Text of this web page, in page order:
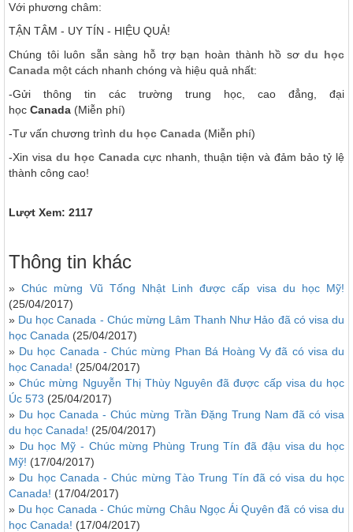
Với phương châm:
TẬN TÂM - UY TÍN - HIỆU QUẢ!
Chúng tôi luôn sẵn sàng hỗ trợ bạn hoàn thành hồ sơdu học
Canada một cách nhanh chóng và hiệu quả nhất:
-Gửi thông tin các trường trung học, cao đẳng, đại
học Canada (Miễn phí)
-Tư vấn chương trình du học Canada (Miễn phí)
-Xin visa du học Canada cực nhanh, thuận tiện và đảm bảo tỷ lệ
thành công cao!
Lượt Xem: 2117
Thông tin khác
»Chúc mừng Vũ Tống Nhật Linh được cấp visa du học Mỹ!
(25/04/2017)
» Du học Canada - Chúc mừng Lâm Thanh Như Hảo đã có visa du
học Canada (25/04/2017)
» Du học Canada - Chúc mừng Phan Bá Hoàng Vy đã có visa du
học Canada! (25/04/2017)
»Chúc mừng Nguyễn Thị Thùy Nguyên đã được cấp visa du học
Úc 573 (25/04/2017)
» Du học Canada - Chúc mừng Trần Đặng Trung Nam đã có visa
du học Canada! (25/04/2017)
» Du học Mỹ - Chúc mừng Phùng Trung Tín đã đậu visa du học
Mỹ! (17/04/2017)
» Du học Canada - Chúc mừng Tào Trung Tín đã có visa du học
Canada! (17/04/2017)
» Du học Canada - Chúc mừng Châu Ngọc Ái Quyên đã có visa du
học Canada! (17/04/2017)